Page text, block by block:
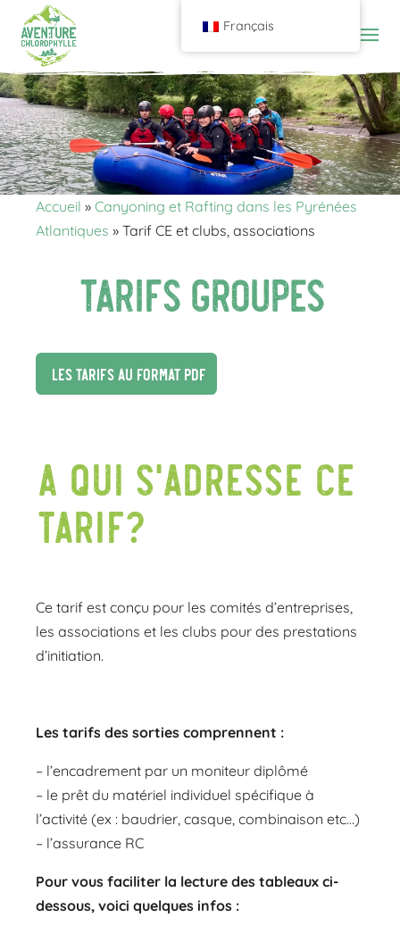
Accueil »Canyoning et Rafting dans les Pyrénées
Atlantiques »Tarif CE et clubs, associations
Tarifs Groupes
Les tarifs au format PDF
A qui s’adresse ce
tarif?
Ce tarif est conçu pour les comités d’entreprises,
les associations et les clubs pour des prestations
d’initiation.
Les tarifs des sorties comprennent :
– l’encadrement par un moniteur diplômé
– le prêt du matériel individuel spécifique à
l’activité (ex : baudrier, casque, combinaison etc…)
– l’assurance RC
Pour vous faciliter la lecture des tableaux ci-
dessous, voici quelques infos :
Français